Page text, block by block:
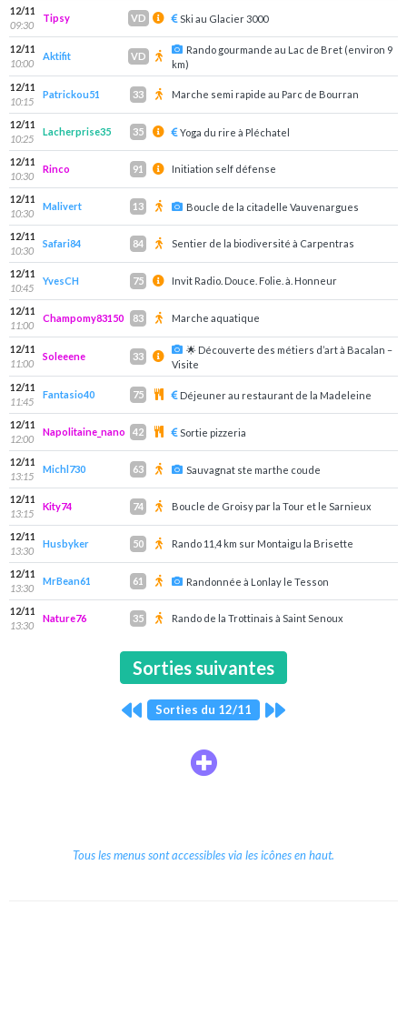
12/11
09:30
Tipsy VD Ski au Glacier 3000
12/11
10:00
Aktifit VD
Rando gourmande au Lac de Bret (environ 9
km)
12/11
10:15
Patrickou51 33 Marche semi rapide au Parc de Bourran
12/11
10:25
Lacherprise35 35 Yoga du rire à Pléchatel
12/11
10:30
Rinco 91 Initiation self défense
12/11
10:30
Malivert 13 Boucle de la citadelle Vauvenargues
12/11
10:30
Safari84 84 Sentier de la biodiversité à Carpentras
12/11
10:45
YvesCH 75 Invit Radio. Douce. Folie. à. Honneur
12/11
11:00
Champomy83150 83 Marche aquatique
12/11
11:00
Soleeene 33
🌟 Découverte des métiers d’art à Bacalan –
Visite
12/11
11:45
Fantasio40 75 Déjeuner au restaurant de la Madeleine
12/11
12:00
Napolitaine_nano 42 Sortie pizzeria
12/11
13:15
Michl730 63 Sauvagnat ste marthe coude
12/11
13:15
Kity74 74 Boucle de Groisy par la Tour et le Sarnieux
12/11
13:30
Husbyker 50 Rando 11,4 km sur Montaigu la Brisette
12/11
13:30
MrBean61 61 Randonnée à Lonlay le Tesson
12/11
13:30
Nature76 35 Rando de la Trottinais à Saint Senoux
Sorties suivantes
Sorties du 12/11
Tous les menus sont accessibles via les icônes en haut.